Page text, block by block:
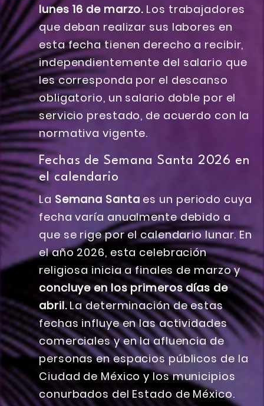
lunes 16 de marzo. Los trabajadores
que deban realizar sus labores en
esta fecha tienen derecho a recibir,
independientemente del salario que
les corresponda por el descanso
obligatorio, un salario doble por el
servicio prestado, de acuerdo con la
normativa vigente.
Fechas de Semana Santa 2026 en
el calendario
La Semana Santa es un periodo cuya
fecha varía anualmente debido a
que se rige por el calendario lunar. En
el año 2026, esta celebración
religiosa inicia a finales de marzo y
concluye en los primeros días de
abril.La determinación de estas
fechas influye en las actividades
comerciales y en la afluencia de
personas en espacios públicos de la
Ciudad de México y los municipios
conurbados del Estado de México.